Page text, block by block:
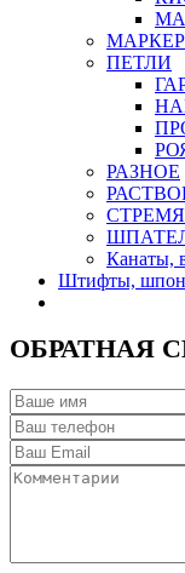
ПЕТЛИ
РАЗНОЕ
Канаты,
Штифты,
ОБРАТНАЯ